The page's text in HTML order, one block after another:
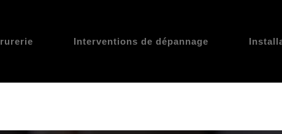
Interventions de dépannage